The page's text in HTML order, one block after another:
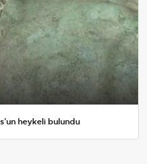
heykeli bulundu